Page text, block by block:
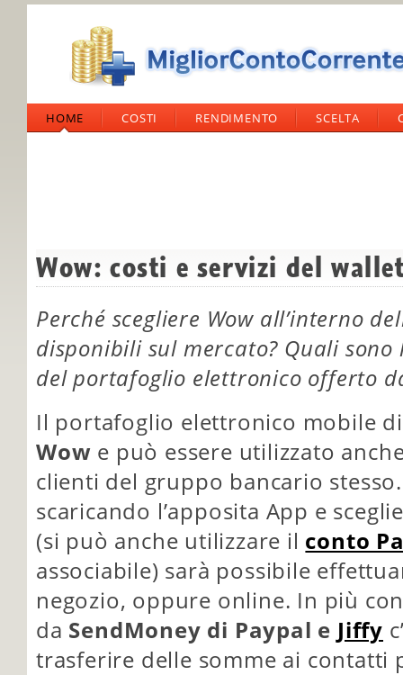
HOME COSTI RENDIMENTO SCELTA
Wow: costi e servizi del
Perché scegliere Wow all’interno
disponibili sul mercato? Quali
del portafoglio elettronico offerto
Il portafoglio elettronico mobile
Wow e può essere utilizzato
clienti del gruppo bancario
scaricando l’apposita App e
(si può anche utilizzare il conto
associabile) sarà possibile
negozio, oppure online. In più
da SendMoney di Paypal e Jiffy
trasferire delle somme ai contatti